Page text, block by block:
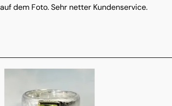
dem Foto. Sehr netter Kundenservice.